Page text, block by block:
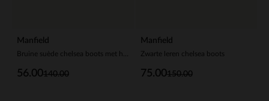
Manfield
140.00
56.00
Manfield
Zwarte leren chelsea boots
150.00
75.00